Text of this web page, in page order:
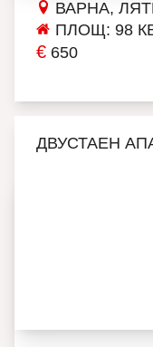
ВАРНА,
ПЛОЩ: 98
€ 650
ДВУСТАЕН